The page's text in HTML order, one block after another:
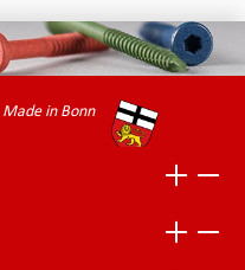
in Bonn